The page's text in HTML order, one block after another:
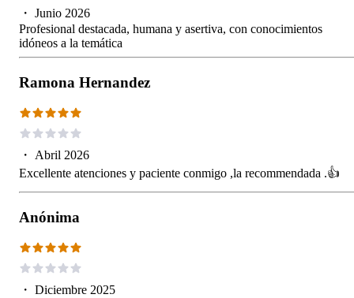
・ Junio 2026
Profesional destacada, humana y asertiva, con conocimientos
idóneos a la temática
Ramona Hernandez
・ Abril 2026
Excellente atenciones y paciente conmigo ,la recommendada .👍
Anónima
・ Diciembre 2025